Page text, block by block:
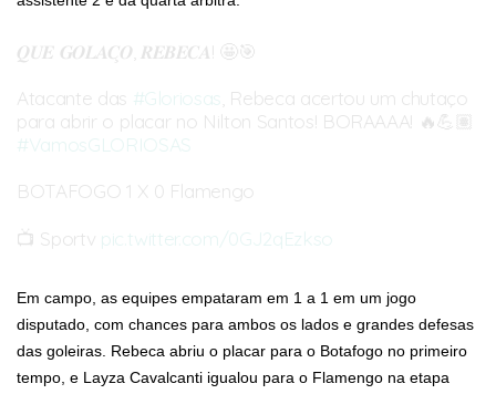
𝑸𝑼𝑬 𝑮𝑶𝑳𝑨𝑪̧𝑶, 𝑹𝑬𝑩𝑬𝑪𝑨! 🤩🎯
Atacante das #Gloriosas , Rebeca acertou um chutaço
para abrir o placar no Nilton Santos! BORAAAA! 🔥💪🏽
#VamosGLORIOSAS
BOTAFOGO 1 X 0 Flamengo
📺 Sportv pic.twitter.com/0GJ2qEzkso
Em campo, as equipes empataram em 1 a 1 em um jogo
disputado, com chances para ambos os lados e grandes defesas
das goleiras. Rebeca abriu o placar para o Botafogo no primeiro
tempo, e Layza Cavalcanti igualou para o Flamengo na etapa